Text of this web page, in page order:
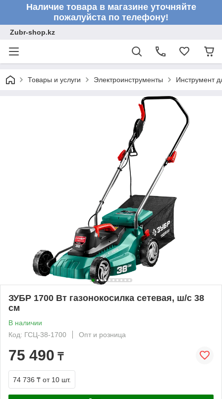
Наличие товара в магазине уточняйте
пожалуйста по телефону!
Zubr-shop.kz
Товары и услуги Электроинструменты Инструмент
ЗУБР 1700 Вт газонокосилка сетевая, ш/с 38
см
В наличии
Код: ГСЦ-38-1700
Опт и розница
75 490 ₸
74 736 ₸ от 10 шт.